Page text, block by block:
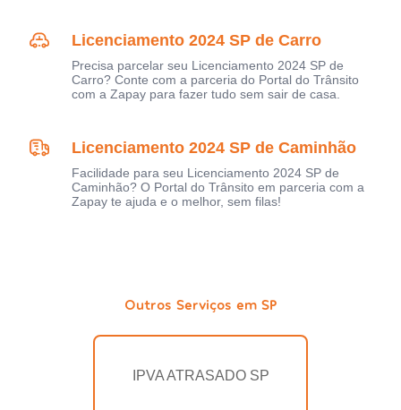
Licenciamento 2024 SP de Carro
Precisa parcelar seu Licenciamento 2024 SP de
Carro? Conte com a parceria do Portal do Trânsito
com a Zapay para fazer tudo sem sair de casa.
Licenciamento 2024 SP de Caminhão
Facilidade para seu Licenciamento 2024 SP de
Caminhão? O Portal do Trânsito em parceria com a
Zapay te ajuda e o melhor, sem filas!
Outros Serviços em SP
IPVA ATRASADO SP